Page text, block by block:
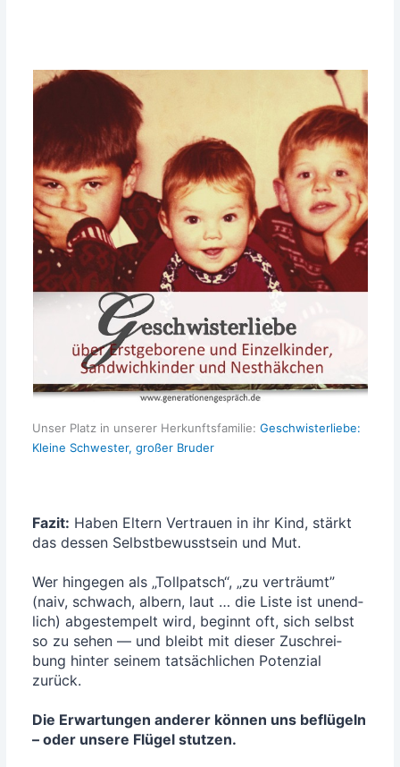
Unser Platz in unse­rer Her­kunfts­fa­mi­lie:Geschwis­ter­lie­be:
Klei­ne Schwes­ter, gro­ßer Bruder
Fazit: Haben Eltern Ver­trau­en in ihr Kind, stärkt
das des­sen Selbst­be­wusst­sein und Mut.
Wer hin­ge­gen als „Toll­patsch“, „zu ver­träumt”
(naiv, schwach, albern, laut … die Lis­te ist unend­
lich) abge­stem­pelt wird, beginnt oft, sich selbst
so zu sehen — und bleibt mit die­ser Zuschrei­
bung hin­ter sei­nem tat­säch­li­chen Poten­zi­al
zurück.
Die Erwar­tun­gen ande­rer kön­nen uns beflü­geln
– oder unse­re Flü­gel stutzen.